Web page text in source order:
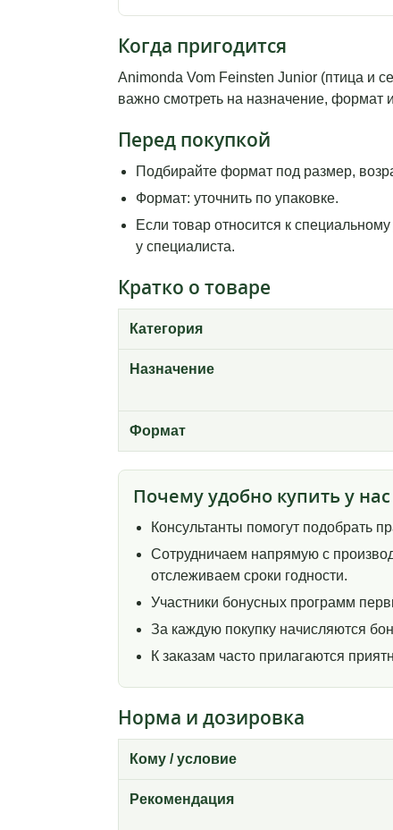
Когда пригодится
Animonda Vom Feinsten Junior (птица и
важно смотреть на назначение, формат
Перед покупкой
Подбирайте формат под размер,
Формат: уточнить по упаковке.
Если товар относится к
у специалиста.
Кратко о товаре
Категория
Назначение
Формат
Почему удобно купить у нас
Консультанты помогут подобрать
Сотрудничаем напрямую с
отслеживаем сроки годности.
Участники бонусных программ
За каждую покупку начисляются
К заказам часто прилагаются
Норма и дозировка
Кому / условие
Рекомендация